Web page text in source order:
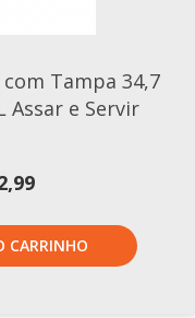
Tampa 34,7
Assar e Servir
CARRINHO